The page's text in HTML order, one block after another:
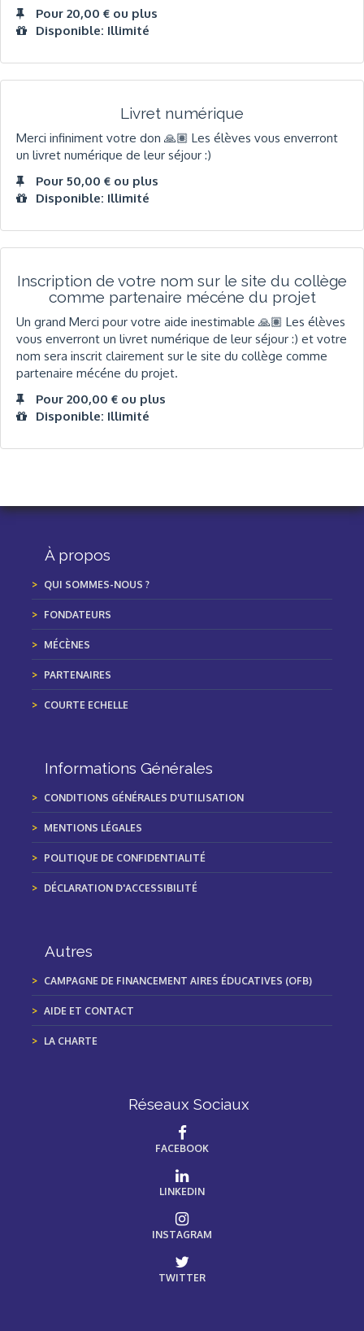
Pour 20,00 € ou plus
Disponible: Illimité
Livret numérique
Merci infiniment votre don 🙏🏽 Les élèves vous enverront
un livret numérique de leur séjour :)
Pour 50,00 € ou plus
Disponible: Illimité
Inscription de votre nom sur le site du collège
comme partenaire mécéne du projet
Un grand Merci pour votre aide inestimable 🙏🏽 Les élèves
vous enverront un livret numérique de leur séjour :) et votre
nom sera inscrit clairement sur le site du collège comme
partenaire mécéne du projet.
Pour 200,00 € ou plus
Disponible: Illimité
À propos
QUI SOMMES-NOUS ?
FONDATEURS
MÉCÈNES
PARTENAIRES
COURTE ECHELLE
Informations Générales
CONDITIONS GÉNÉRALES D'UTILISATION
MENTIONS LÉGALES
POLITIQUE DE CONFIDENTIALITÉ
DÉCLARATION D'ACCESSIBILITÉ
Autres
CAMPAGNE DE FINANCEMENT AIRES ÉDUCATIVES (OFB)
AIDE ET CONTACT
LA CHARTE
Réseaux Sociaux
FACEBOOK
LINKEDIN
INSTAGRAM
TWITTER